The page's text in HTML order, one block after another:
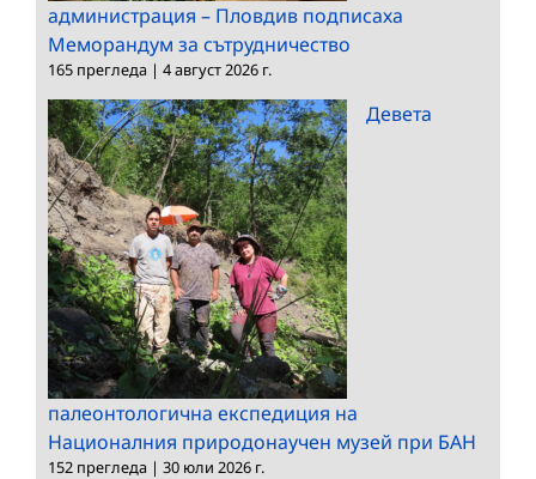
администрация – Пловдив подписаха
Меморандум за сътрудничество
165 прегледа | 4 август 2026 г.
Девета
палеонтологична експедиция на
Националния природонаучен музей при БАН
152 прегледа | 30 юли 2026 г.